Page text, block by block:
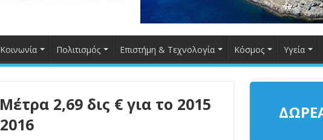
Κοινωνία Πολιτισμός Επιστήμη & Τεχνολογία Κόσμος Υγεία
2,69 δις € για το 2015